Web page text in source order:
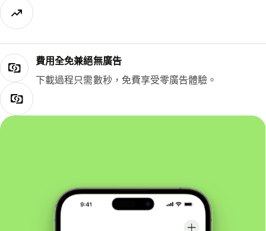
費用全免兼絕無廣告
下載過程只需數秒，免費享受零廣告體驗。